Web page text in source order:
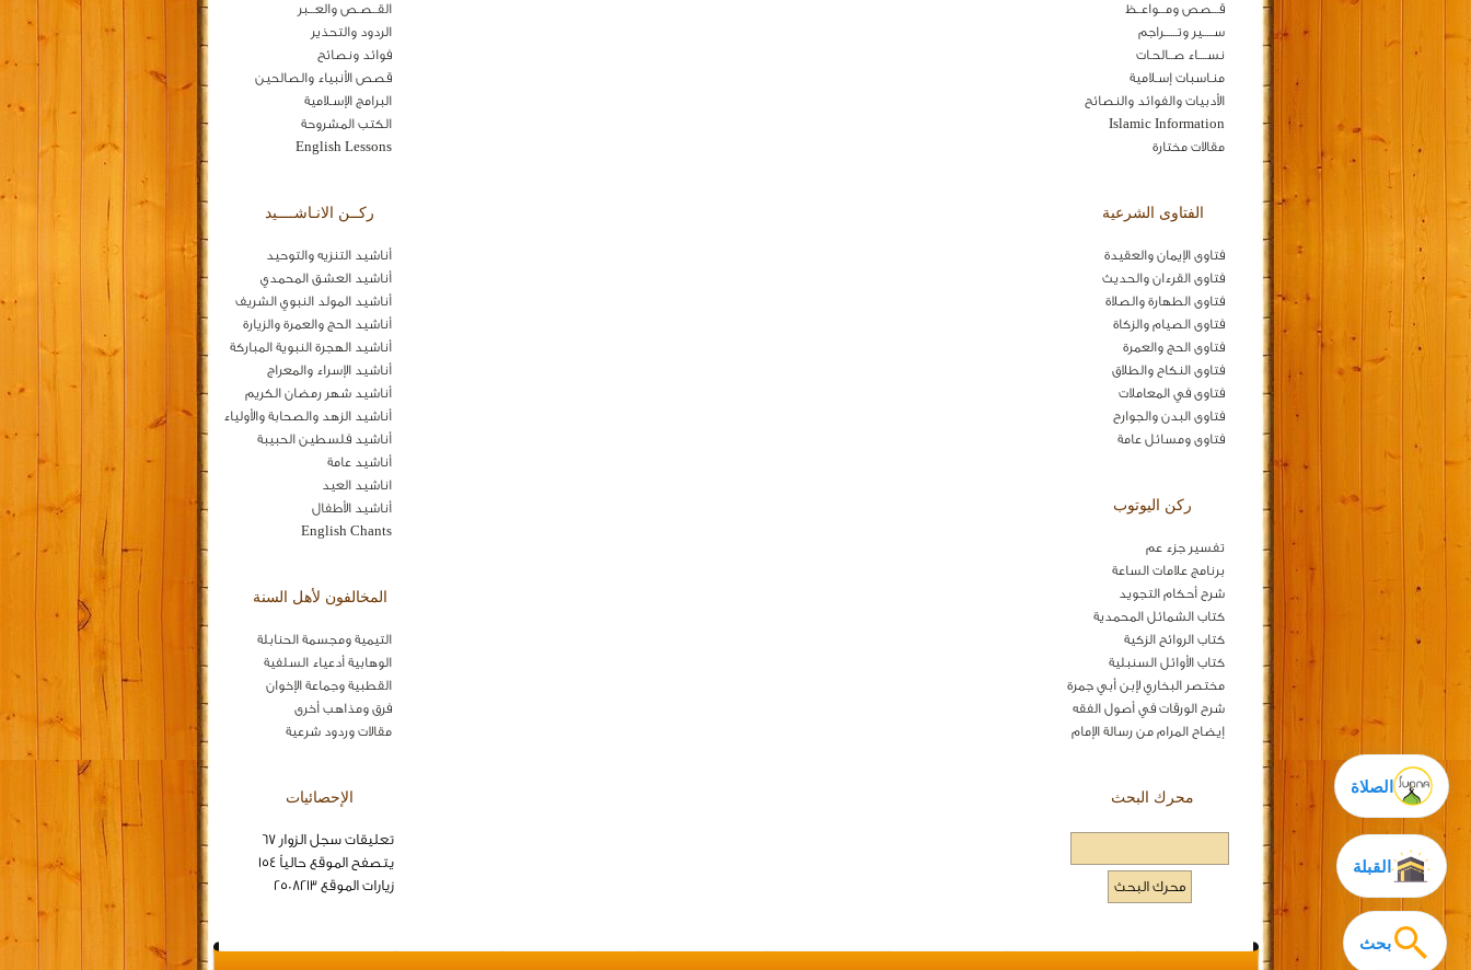
بحث
الصلاة
قـــصص ومـــواعــظ
ســـــير وتــــــراجم
نســــاء صــالحـات
منـاسبات إسـلامية
الأدبيات والفوائد والنصائح
Islamic Information
مقالات مختارة
الفتاوى الشرعية
فتاوى الإيمان والعقيدة
فتاوى القرءان والحديث
فتاوى الطهارة والصلاة
فتاوى الصيام والزكاة
فتاوى الحج والعمرة
فتاوى النكاح والطلاق
فتاوى في المعاملات
فتاوى البدن والجوارح
فتاوى ومسائل عامة
ركن اليوتوب
تفسير جزء عم
برنامج علامات الساعة
شرح أحكام التجويد
كتاب الشمائل المحمدية
كتاب الروائح الزكية
كتاب الأوائل السنبلية
مختصر البخاري لإبن أبي جمرة
شرح الورقات في أصول الفقه
إيضاح المرام من رسالة الإمام
محرك البحث
القبلة
القــصـص والعـــبر
الردود والتحذير
فوائد ونصائح
قصص الأنبياء والصالحين
البرامج الإسـلامية
الكتب المشروحة
English Lessons
ركــن الانـاشــــيد
أناشيد التنزيه والتوحيد
أناشيد العشق المحمدي
أناشيد المولد النبوي الشريف
أناشيد الحج والعمرة والزيارة
أناشيد الهجرة النبوية المباركة
أناشيد الإسراء والمعراج
أناشيد شهر رمضان الكريم
أناشيد الزهد والصحابة والأولياء
أناشيد فلسطين الحبيبة
أناشيد عامة
اناشيد العيد
أناشيد الأطفال
English Chants
المخالفون لأهل السنة
التيمية ومجسمة الحنابلة
الوهابية أدعياء السلفية
القطبية وجماعة الإخوان
فرق ومذاهب أخرى
مقالات وردود شرعية
الإحصائيات
تعليقات سجل الزوار 67
يتصفح الموقع حالياً 154
زيارات الموقع 2508213